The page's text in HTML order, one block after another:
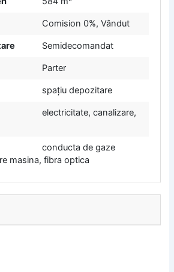
Comision 0%, Vândut
Semidecomandat
Parter
spațiu depozitare
electricitate, canalizare,
conducta de gaze
masina, fibra optica